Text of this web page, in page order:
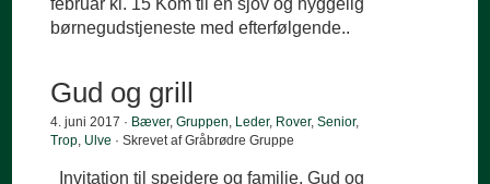
februar kl. 15 Kom til en sjov og hyggelig
børnegudstjeneste med efterfølgende..
Gud og grill
4. juni 2017 · Bæver,Gruppen, Leder, Rover,Senior,
Trop, Ulve · Skrevet af Gråbrødre Gruppe
Invitation til spejdere og familie, Gud og